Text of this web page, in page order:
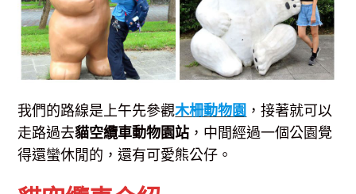
我們的路線是上午先參觀木柵動物園 ，接著就可以
走路過去貓空纜車動物園站 ，中間經過一個公園覺
得還蠻休閒的，還有可愛熊公仔。